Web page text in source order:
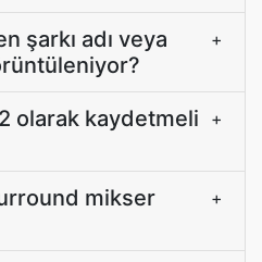
şarkı adı veya
+
olarak kaydetmeli
+
mikser
+